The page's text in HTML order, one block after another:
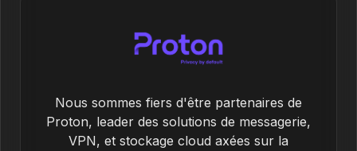
Nous sommes fiers d'être partenaires de
Proton, leader des solutions de messagerie,
VPN, et stockage cloud axées sur la